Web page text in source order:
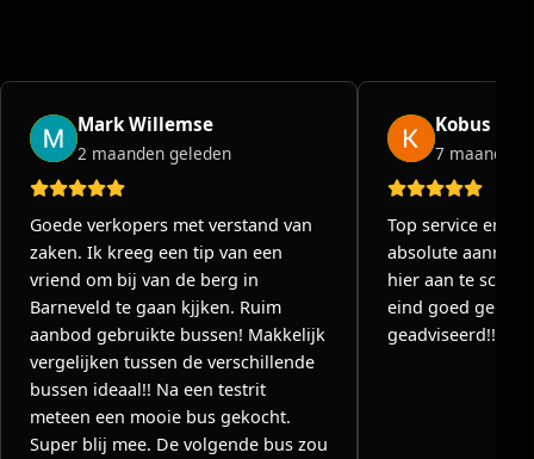
Mark Willemse
2 maanden geleden
Goede verkopers met verstand van
zaken. Ik kreeg een tip van een
vriend om bij van de berg in
Barneveld te gaan kjjken. Ruim
aanbod gebruikte bussen! Makkelijk
vergelijken tussen de verschillende
bussen ideaal!! Na een testrit
meteen een mooie bus gekocht.
Super blij mee. De volgende bus zou
Kobus
7 maanden
Top service en
absolute
hier aan te
eind goed
geadviseerd!!